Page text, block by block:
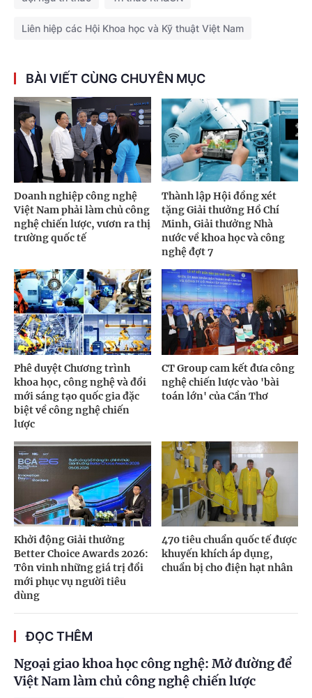
Liên hiệp các Hội Khoa học và Kỹ thuật Việt Nam
BÀI VIẾT CÙNG CHUYÊN MỤC
Doanh nghiệp công nghệ
Việt Nam phải làm chủ công
nghệ chiến lược, vươn ra thị
trường quốc tế
Thành lập Hội đồng xét
tặng Giải thưởng Hồ Chí
Minh, Giải thưởng Nhà
nước về khoa học và công
nghệ đợt 7
Phê duyệt Chương trình
khoa học, công nghệ và đổi
mới sáng tạo quốc gia đặc
biệt về công nghệ chiến
lược
CT Group cam kết đưa công
nghệ chiến lược vào 'bài
toán lớn' của Cần Thơ
Khởi động Giải thưởng
Better Choice Awards 2026:
Tôn vinh những giá trị đổi
mới phục vụ người tiêu
dùng
470 tiêu chuẩn quốc tế được
khuyến khích áp dụng,
chuẩn bị cho điện hạt nhân
ĐỌC THÊM
Ngoại giao khoa học công nghệ: Mở đường để
Việt Nam làm chủ công nghệ chiến lược